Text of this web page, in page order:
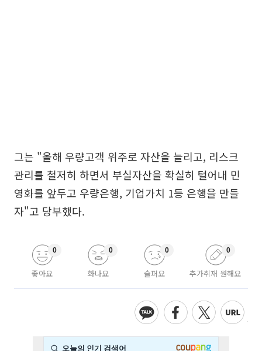
그는 "올해 우량고객 위주로 자산을 늘리고, 리스크
관리를 철저히 하면서 부실자산을 확실히 털어내 민
영화를 앞두고 우량은행, 기업가치 1등 은행을 만들
자"고 당부했다.
좋아요
0
화나요
0
슬퍼요
0
추가취재 원해요
0